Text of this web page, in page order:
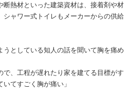
熱材といった建築資材は、接着剤や材
ャワー式トイレもメーカーからの供給
としている知人の話を聞いて胸を痛め
で、工程が遅れたり家を建てる目標がす
てすごく胸が痛い」